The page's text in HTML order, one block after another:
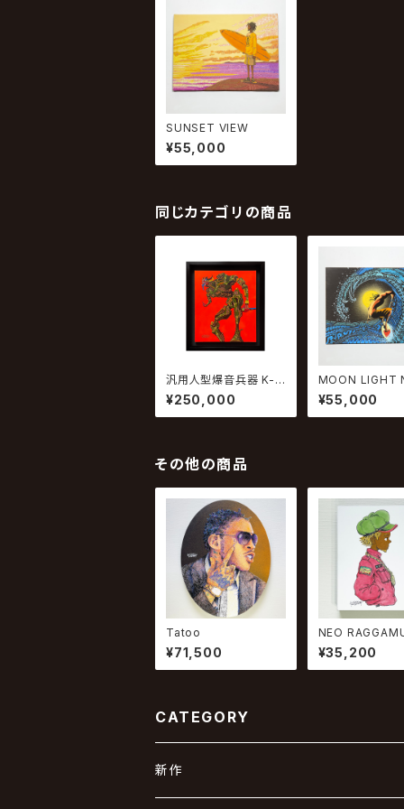
SUNSET VIEW
¥55,000
同じカテゴリの商品
汎用人型爆音兵器 K-3
756S初号機
¥250,000
MOON LIGHT
T
¥55,000
その他の商品
Tatoo
¥71,500
NEO
2025 #9
¥35,200
CATEGORY
新作